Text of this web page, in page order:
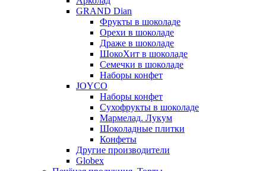
GRAND Dian
Фрукты в шоколаде
Орехи в шоколаде
Драже в шоколаде
ШокоХит в шоколаде
Семечки в шоколаде
Наборы конфет
JOYCO
Наборы конфет
Сухофрукты в шоколаде
Мармелад. Лукум
Шоколадные плитки
Конфеты
Другие производители
Globex